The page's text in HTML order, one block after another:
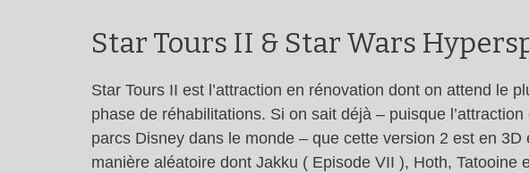
Star Tours II & Star Wars
Star Tours II est l’attraction en rénovation dont on attend le
phase de réhabilitations. Si on sait déjà – puisque
parcs Disney dans le monde – que cette version 2 est en
manière aléatoire dont Jakku ( Episode VII ), Hoth, Tatooine